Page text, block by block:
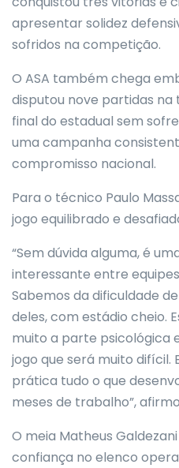
apresentar solidez
sofridos na competição.
O ASA também chega
disputou nove partidas
final do estadual sem
uma campanha
compromisso nacional.
Para o técnico Paulo
jogo equilibrado e
“Sem dúvida alguma, é
interessante entre
Sabemos da dificuldade
deles, com estádio cheio.
muito a parte psicológica
jogo que será muito
prática tudo o que
meses de trabalho”,
O meia Matheus
confiança no elenco